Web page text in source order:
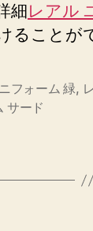
細レアル
ることが
フォーム 緑,
サード